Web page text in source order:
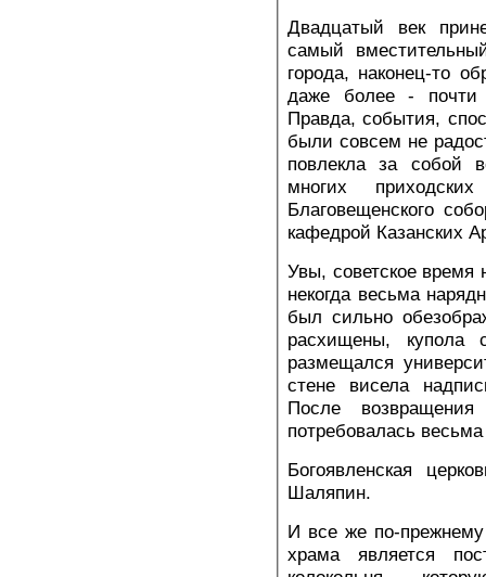
Двадцатый век
самый
города, наконец-то
даже более -
Правда, события,
были совсем не
повлекла за собой
многих
Благовещенского
кафедрой Казанских
Увы, советское время
некогда весьма
был сильно
расхищены, купола
размещался
стене висела
После
потребовалась
Богоявленская
Шаляпин.
И все же по-прежнему
храма является